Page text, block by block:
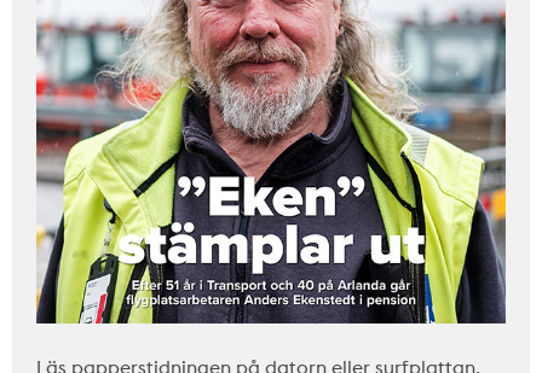
Läs papperstidningen på datorn eller surfplattan.